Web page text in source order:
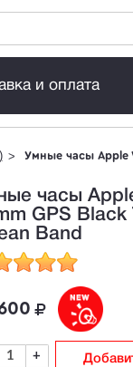
и оплата
Умные часы Apple
часы
GPS
Band
+